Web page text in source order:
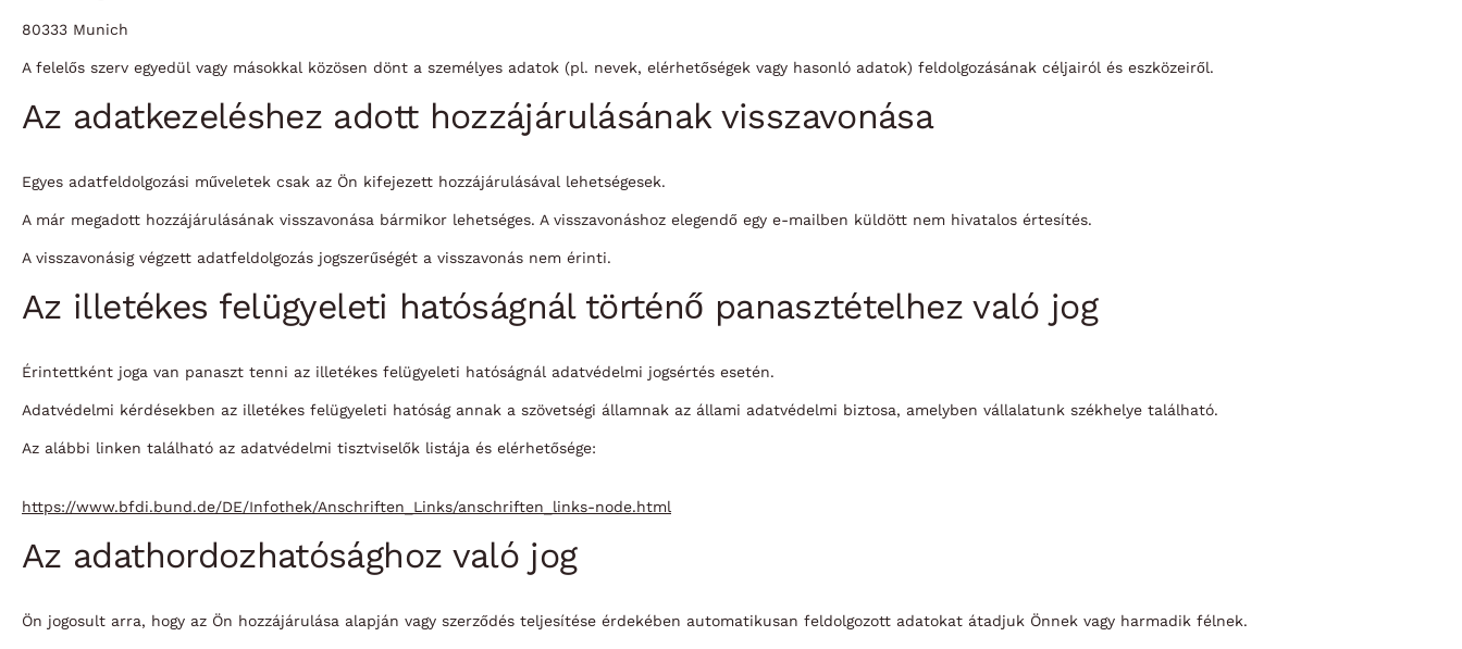
80333 Munich
A felelős szerv egyedül vagy másokkal közösen dönt a személyes adatok (pl. nevek, elérhetőségek vagy hasonló adatok) feldolgozásának céljairól és eszközeiről.
Az adatkezeléshez adott hozzájárulásának visszavonása
Egyes adatfeldolgozási műveletek csak az Ön kifejezett hozzájárulásával lehetségesek.
A már megadott hozzájárulásának visszavonása bármikor lehetséges. A visszavonáshoz elegendő egy e-mailben küldött nem hivatalos értesítés.
A visszavonásig végzett adatfeldolgozás jogszerűségét a visszavonás nem érinti.
Az illetékes felügyeleti hatóságnál történő panasztételhez való jog
Érintettként joga van panaszt tenni az illetékes felügyeleti hatóságnál adatvédelmi jogsértés esetén.
Adatvédelmi kérdésekben az illetékes felügyeleti hatóság annak a szövetségi államnak az állami adatvédelmi biztosa, amelyben vállalatunk székhelye található.
Az alábbi linken található az adatvédelmi tisztviselők listája és elérhetősége:
https://www.bfdi.bund.de/DE/Infothek/Anschriften_Links/anschriften_links-node.html
Az adathordozhatósághoz való jog
Ön jogosult arra, hogy az Ön hozzájárulása alapján vagy szerződés teljesítése érdekében automatikusan feldolgozott adatokat átadjuk Önnek vagy harmadik félnek.